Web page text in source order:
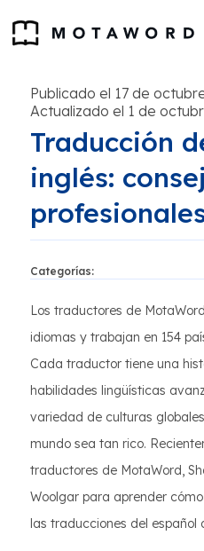
Publicado el 17 de
Actualizado el 1 de
Traducción
inglés:
Categorías:
Los traductores de
idiomas y trabajan en 154
Cada traductor tiene una
habilidades lingüísticas
variedad de culturas
mundo sea tan rico.
traductores de MotaWord,
Woolgar para aprender
las traducciones del español